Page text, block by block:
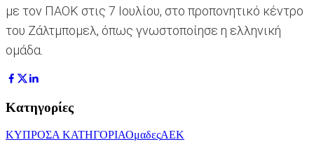
με τον ΠΑΟΚ στις 7 Ιουλίου, στο προπονητικό κέντρο
του Ζάλτμπομελ, όπως γνωστοποίησε η ελληνική
ομάδα.
Κατηγορίες
ΚΥΠΡΟΣΑ ΚΑΤΗΓΟΡΙΑΟμαδεςΑΕΚ